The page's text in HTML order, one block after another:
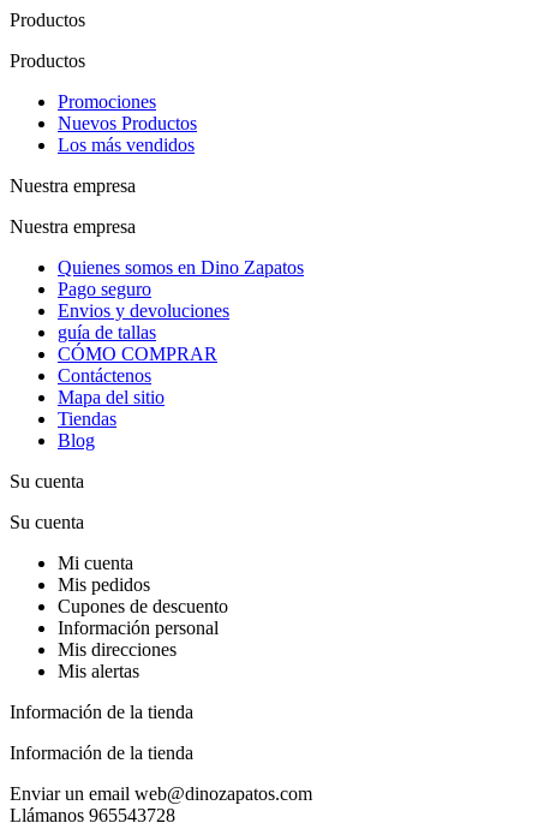
Productos
Productos
Promociones
Nuevos Productos
Los más vendidos
Nuestra empresa
Nuestra empresa
Quienes somos en Dino Zapatos
Pago seguro
Envios y devoluciones
guía de tallas
CÓMO COMPRAR
Contáctenos
Mapa del sitio
Tiendas
Blog
Su cuenta
Su cuenta
Mi cuenta
Mis pedidos
Cupones de descuento
Información personal
Mis direcciones
Mis alertas
Información de la tienda
Información de la tienda
Enviar un email web@dinozapatos.com
Llámanos 965543728